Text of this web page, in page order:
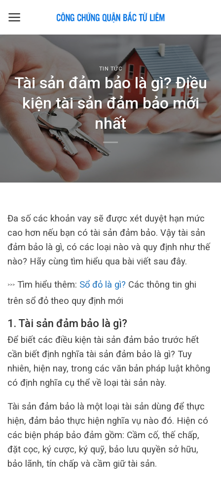
TIN TỨC
Tài sản đảm bảo là gì? Điều
kiện tài sản đảm bảo mới
nhất
Đa số các khoản vay sẽ được xét duyệt hạn mức
cao hơn nếu bạn có tài sản đảm bảo. Vậy tài sản
đảm bảo là gì, có các loại nào và quy định như thế
nào? Hãy cùng tìm hiểu qua bài viết sau đây.
>>> Tìm hiểu thêm: Sổ đỏ là gì? Các thông tin ghi
trên sổ đỏ theo quy định mới
1. Tài sản đảm bảo là gì?
Để biết các điều kiện tài sản đảm bảo trước hết
cần biết định nghĩa tài sản đảm bảo là gì? Tuy
nhiên, hiện nay, trong các văn bản pháp luật không
có định nghĩa cụ thể về loại tài sản này.
Tài sản đảm bảo là một loại tài sản dùng để thực
hiện, đảm bảo thực hiện nghĩa vụ nào đó. Hiện có
các biện pháp bảo đảm gồm: Cầm cố, thế chấp,
đặt cọc, ký cược, ký quỹ, bảo lưu quyền sở hữu,
bảo lãnh, tín chấp và cầm giữ tài sản.